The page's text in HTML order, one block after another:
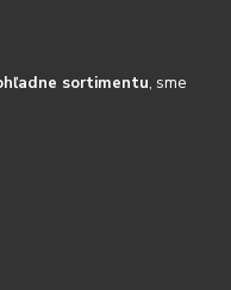
sortimentu, sme